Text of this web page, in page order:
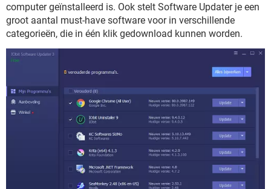
computer geïnstalleerd is. Ook stelt Software Updater je een
groot aantal must-have software voor in verschillende
categorieën, die in één klik gedownload kunnen worden.